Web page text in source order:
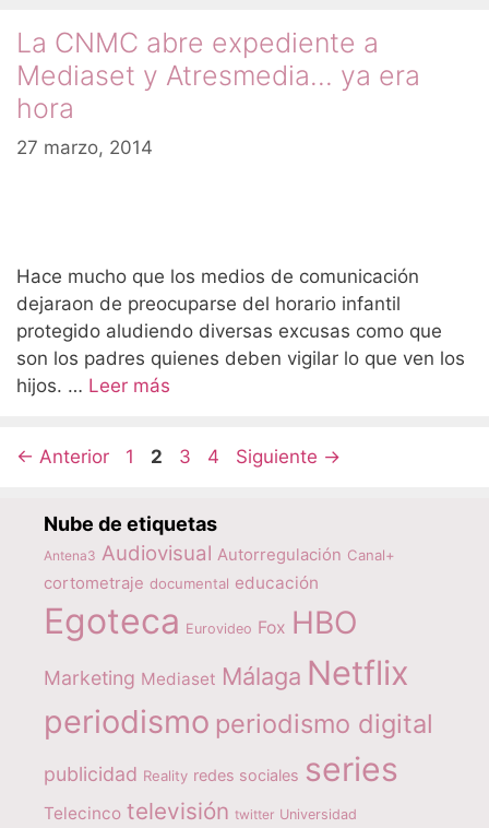
La CNMC abre expediente a
Mediaset y Atresmedia… ya era
hora
27 marzo, 2014
Hace mucho que los medios de comunicación
dejaraon de preocuparse del horario infantil
protegido aludiendo diversas excusas como que
son los padres quienes deben vigilar lo que ven los
hijos. … Leer más
← Anterior Página
1 Página
2 Página
3 Página
4 Siguiente →
Nube de etiquetas
Antena3 Audiovisual Autorregulación Canal+
cortometraje documental educación
Egoteca Eurovideo Fox HBO
Marketing Mediaset Málaga Netflix
periodismo periodismo digital
publicidad Reality redes sociales series
Telecinco televisión twitter Universidad